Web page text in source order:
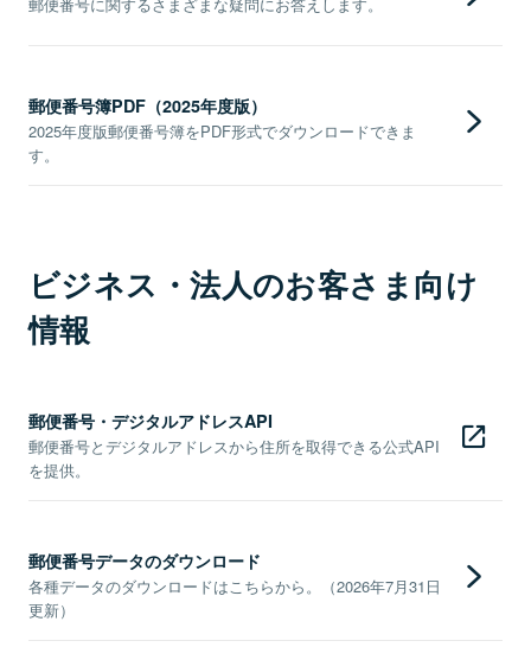
郵便番号に関するさまざまな疑問にお答えします。
郵便番号簿PDF（2025年度版）
2025年度版郵便番号簿をPDF形式でダウンロードできま
す。
ビジネス・法人のお客さま向け
情報
郵便番号・デジタルアドレスAPI
郵便番号とデジタルアドレスから住所を取得できる公式API
を提供。
郵便番号データのダウンロード
各種データのダウンロードはこちらから。（2026年7月31日
更新）